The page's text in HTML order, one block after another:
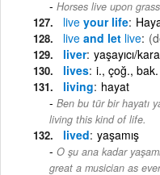
Horses live upon
live your life
live and let live
liver yaşayıcı/
lives i., çoğ.,
living hayat
Ben bu tür bir hayatı
living this kind of life.
lived yaşamış
O şu ana kadar
great a musician as